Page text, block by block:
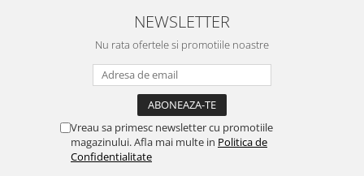
NEWSLETTER
Nu rata ofertele si promotiile noastre
Vreau sa primesc newsletter cu promotiile
magazinului. Afla mai multe in Politica de
Confidentialitate